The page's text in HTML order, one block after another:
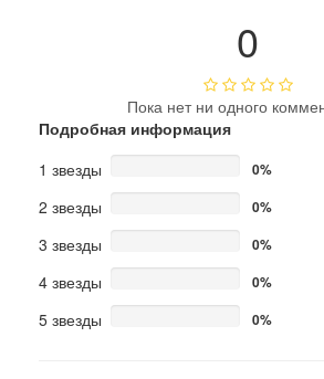
0
Пока нет ни одного
Подробная информация
1 звезды
0%
2 звезды 0%
3 звезды 0%
4 звезды 0%
5 звезды 0%